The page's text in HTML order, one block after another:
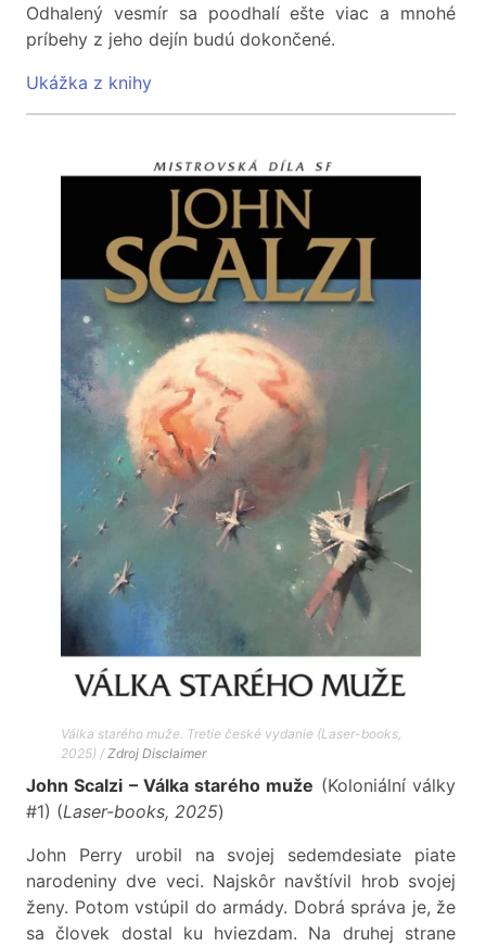
Odhalený vesmír sa poodhalí ešte viac a mnohé
príbehy z jeho dejín budú dokončené.
Ukážka z knihy
Válka starého muže. Tretie české vydanie (Laser-books,
2025) / Zdroj Disclaimer
John Scalzi – Válka starého muže (Koloniální války
#1) (Laser-books, 2025)
John Perry urobil na svojej sedemdesiate piate
narodeniny dve veci. Najskôr navštívil hrob svojej
ženy. Potom vstúpil do armády. Dobrá správa je, že
sa človek dostal ku hviezdam. Na druhej strane